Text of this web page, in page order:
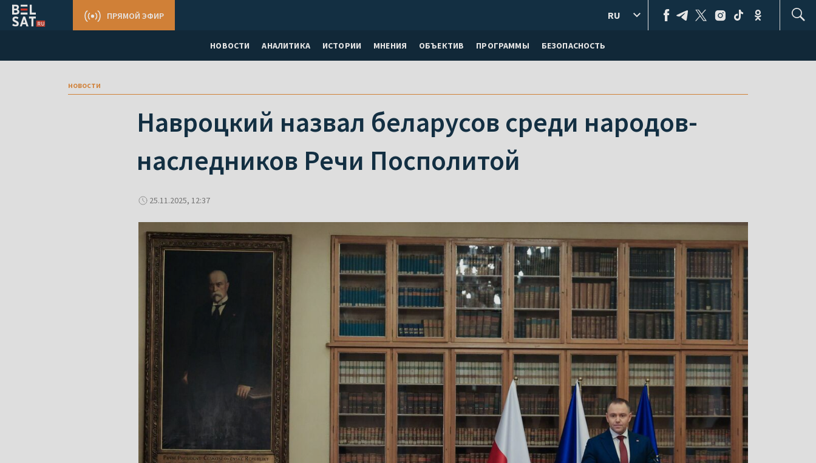
НОВОСТИ АНАЛИТИКА ИСТОРИИ МНЕНИЯ ОБЪЕКТИВ ПРОГРАММЫ БЕЗОПАСНОСТЬ
ПРЯМОЙ ЭФИР RU
новости
Навроцкий назвал беларусов среди народов-
наследников Речи Посполитой
25.11.2025, 12:37